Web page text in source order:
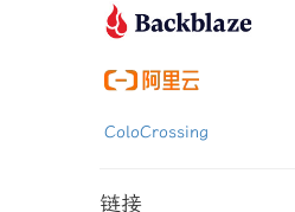
ColoCrossing
链接